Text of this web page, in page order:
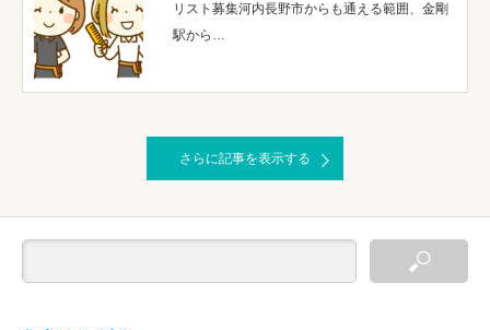
リスト募集河内長野市からも通える範囲、金剛
駅から…
さらに記事を表示する